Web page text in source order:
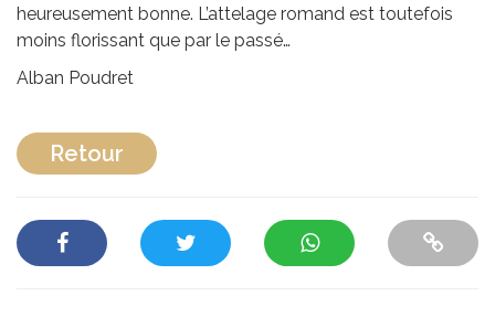
heureusement bonne. L’attelage romand est toutefois
moins florissant que par le passé…
Alban Poudret
Retour